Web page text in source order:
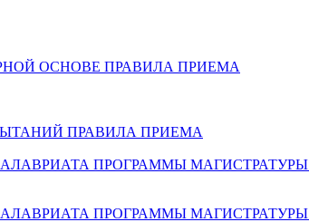
ОСНОВЕ ПРАВИЛА ПРИЕМА
ПРАВИЛА ПРИЕМА
ПРОГРАММЫ МАГИСТРАТУРЫ
ПРОГРАММЫ МАГИСТРАТУРЫ